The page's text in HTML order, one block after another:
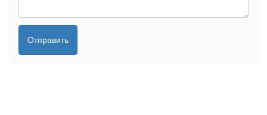
Отправить